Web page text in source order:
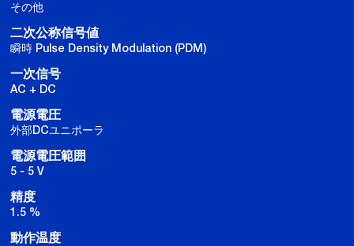
その他
二次公称信号値
瞬時 Pulse Density Modulation (PDM)
一次信号
AC + DC
電源電圧
外部DCユニポーラ
電源電圧範囲
5 - 5 V
精度
1.5 %
動作温度